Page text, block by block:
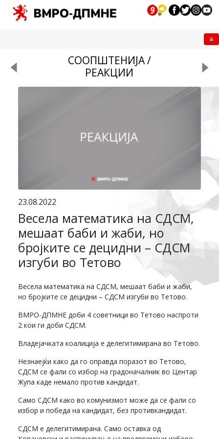
СООПШТЕНИЈА /
РЕАКЦИИ
23.08.2022
Весела математика на СДСМ,
мешаат баби и жаби, но
бројките се децидни – СДСМ
изгуби во Тетово
Весела математика на СДСМ, мешаат баби и жаби,
но бројките се децидни – СДСМ изгуби во Тетово.
ВМРО-ДПМНЕ доби 4 советници во Тетово наспроти
2 кои ги доби СДСМ.
Владејачката коалиција е делегитимирана во Тетово.
Незнаејќи како да го оправда поразот во Тетово,
СДСМ се фали со избор на градоначалник во Центар
Жупа каде немало против кандидат.
Само СДСМ како во комунизмот може да се фали со
избор и победа на кандидат, без противкандидат.
СДСМ е делегитимирана. Само оставка од